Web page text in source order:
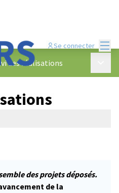
Se connecter
des réalisations
des projets déposés.
de la